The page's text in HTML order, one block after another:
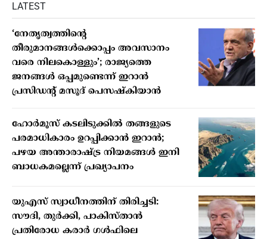
LATEST
‘നേതൃത്വത്തിന്റെ
തീരുമാനങ്ങൾക്കൊപ്പം അവസാനം
വരെ നിലകൊള്ളും’; രാജ്യത്തെ
ജനങ്ങൾ ഒപ്പമുണ്ടെന്ന് ഇറാൻ
പ്രസിഡന്റ് മസൂദ് പെസഷ്കിയാൻ
ഹോർമൂസ് കടലിടുക്കിൽ തങ്ങളുടെ
പരമാധികാരം ഉറപ്പിക്കാൻ ഇറാൻ;
പഴയ അന്താരാഷ്ട്ര നിയമങ്ങൾ ഇനി
ബാധകമല്ലെന്ന് പ്രഖ്യാപനം
യുഎസ് സ്വാധീനത്തിന് തിരിച്ചടി:
സൗദി, തുർക്കി, പാകിസ്താൻ
പ്രതിരോധ കരാർ ഗൾഫിലെ